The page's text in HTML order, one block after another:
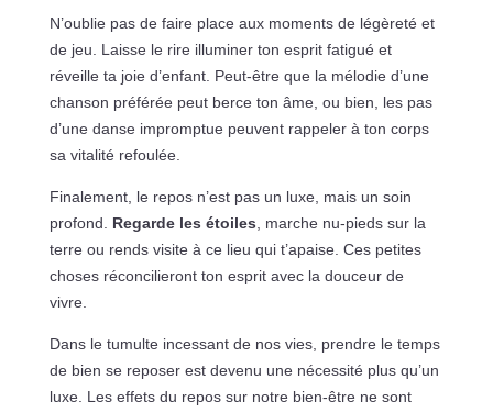
N’oublie pas de faire place aux moments de légèreté et
de jeu. Laisse le rire illuminer ton esprit fatigué et
réveille ta joie d’enfant. Peut-être que la mélodie d’une
chanson préférée peut berce ton âme, ou bien, les pas
d’une danse impromptue peuvent rappeler à ton corps
sa vitalité refoulée.
Finalement, le repos n’est pas un luxe, mais un soin
profond. Regarde les étoiles , marche nu-pieds sur la
terre ou rends visite à ce lieu qui t’apaise. Ces petites
choses réconcilieront ton esprit avec la douceur de
vivre.
Dans le tumulte incessant de nos vies, prendre le temps
de bien se reposer est devenu une nécessité plus qu’un
luxe. Les effets du repos sur notre bien-être ne sont